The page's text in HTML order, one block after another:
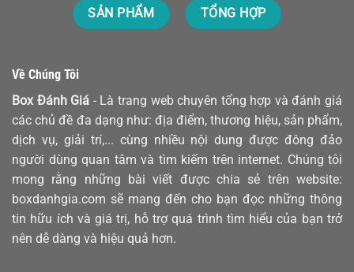
SẢN PHẨM TỔNG HỢP
Về Chúng Tôi
Box Đánh Giá - Là trang web chuyên tổng hợp và đánh giá
các chủ đề đa dạng như: địa điểm, thương hiệu, sản phẩm,
dịch vụ, giải trí,... cùng nhiều nội dung được đông đảo
người dùng quan tâm và tìm kiếm trên internet. Chúng tôi
mong rằng những bài viết được chia sẻ trên website:
boxdanhgia.com sẽ mang đến cho bạn đọc những thông
tin hữu ích và giá trị, hỗ trợ quá trình tìm hiểu của bạn trở
nên dễ dàng và hiệu quả hơn.